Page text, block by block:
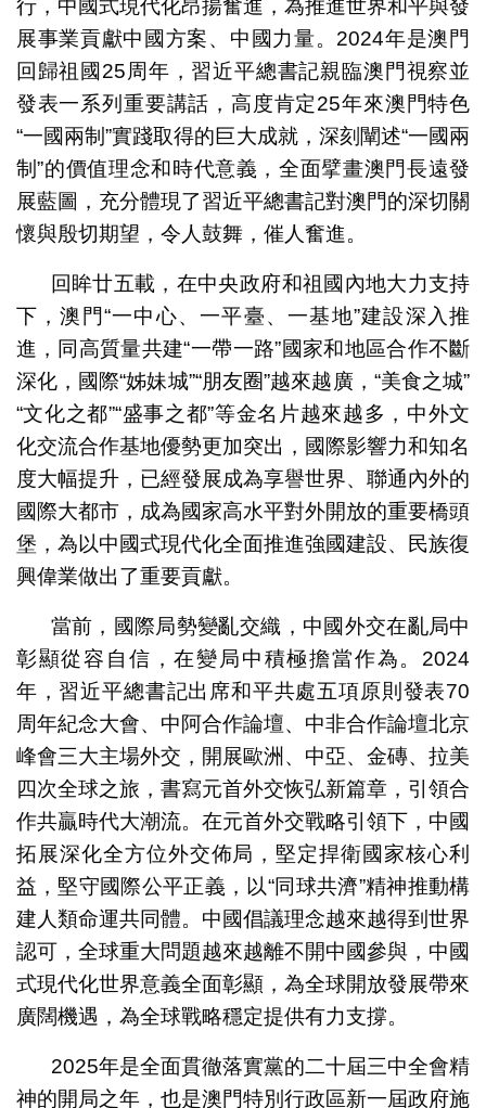
行，中國式現代化昂揚奮進，為推進世界和平與發
展事業貢獻中國方案、中國力量。2024年是澳門
回歸祖國25周年，習近平總書記親臨澳門視察並
發表一系列重要講話，高度肯定25年來澳門特色
“一國兩制”實踐取得的巨大成就，深刻闡述“一國兩
制”的價值理念和時代意義，全面擘畫澳門長遠發
展藍圖，充分體現了習近平總書記對澳門的深切關
懷與殷切期望，令人鼓舞，催人奮進。
回眸廿五載，在中央政府和祖國內地大力支持
下，澳門“一中心、一平臺、一基地”建設深入推
進，同高質量共建“一帶一路”國家和地區合作不斷
深化，國際“姊妹城”“朋友圈”越來越廣，“美食之城”
“文化之都”“盛事之都”等金名片越來越多，中外文
化交流合作基地優勢更加突出，國際影響力和知名
度大幅提升，已經發展成為享譽世界、聯通內外的
國際大都市，成為國家高水平對外開放的重要橋頭
堡，為以中國式現代化全面推進強國建設、民族復
興偉業做出了重要貢獻。
當前，國際局勢變亂交織，中國外交在亂局中
彰顯從容自信，在變局中積極擔當作為。2024
年，習近平總書記出席和平共處五項原則發表70
周年紀念大會、中阿合作論壇、中非合作論壇北京
峰會三大主場外交，開展歐洲、中亞、金磚、拉美
四次全球之旅，書寫元首外交恢弘新篇章，引領合
作共贏時代大潮流。在元首外交戰略引領下，中國
拓展深化全方位外交佈局，堅定捍衛國家核心利
益，堅守國際公平正義，以“同球共濟”精神推動構
建人類命運共同體。中國倡議理念越來越得到世界
認可，全球重大問題越來越離不開中國參與，中國
式現代化世界意義全面彰顯，為全球開放發展帶來
廣闊機遇，為全球戰略穩定提供有力支撐。
2025年是全面貫徹落實黨的二十屆三中全會精
神的開局之年，也是澳門特別行政區新一屆政府施